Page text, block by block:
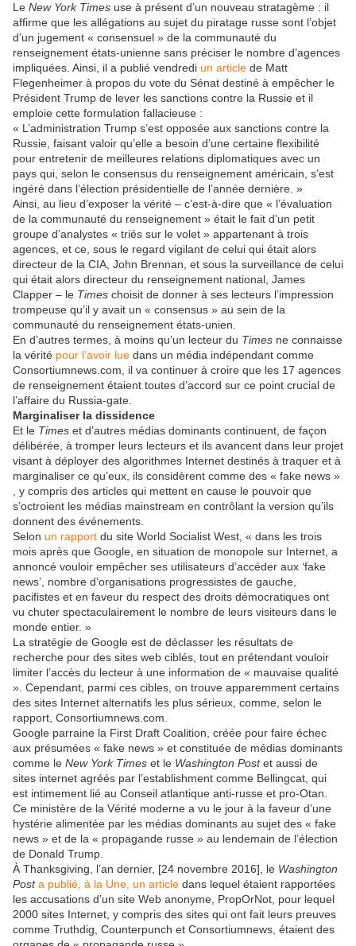
Le New York Times use à présent d’un nouveau stratagème : il
affirme que les allégations au sujet du piratage russe sont l’objet
d’un jugement « consensuel » de la communauté du
renseignement états-unienne sans préciser le nombre d’agences
impliquées. Ainsi, il a publié vendredi un article de Matt
Flegenheimer à propos du vote du Sénat destiné à empêcher le
Président Trump de lever les sanctions contre la Russie et il
emploie cette formulation fallacieuse :
« L’administration Trump s’est opposée aux sanctions contre la
Russie, faisant valoir qu’elle a besoin d’une certaine flexibilité
pour entretenir de meilleures relations diplomatiques avec un
pays qui, selon le consensus du renseignement américain, s’est
ingéré dans l’élection présidentielle de l’année dernière. »
Ainsi, au lieu d’exposer la vérité – c’est-à-dire que « l’évaluation
de la communauté du renseignement » était le fait d’un petit
groupe d’analystes « triés sur le volet » appartenant à trois
agences, et ce, sous le regard vigilant de celui qui était alors
directeur de la CIA, John Brennan, et sous la surveillance de celui
qui était alors directeur du renseignement national, James
Clapper – le Times choisit de donner à ses lecteurs l’impression
trompeuse qu’il y avait un « consensus » au sein de la
communauté du renseignement états-unien.
En d’autres termes, à moins qu’un lecteur du Times ne connaisse
la vérité pour l’avoir lue dans un média indépendant comme
Consortiumnews.com, il va continuer à croire que les 17 agences
de renseignement étaient toutes d’accord sur ce point crucial de
l’affaire du Russia-gate.
Marginaliser la dissidence
Et le Times et d’autres médias dominants continuent, de façon
délibérée, à tromper leurs lecteurs et ils avancent dans leur projet
visant à déployer des algorithmes Internet destinés à traquer et à
marginaliser ce qu’eux, ils considèrent comme des « fake news »
, y compris des articles qui mettent en cause le pouvoir que
s’octroient les médias mainstream en contrôlant la version qu’ils
donnent des événements.
Selon un rapport du site World Socialist West, « dans les trois
mois après que Google, en situation de monopole sur Internet, a
annoncé vouloir empêcher ses utilisateurs d’accéder aux ‘fake
news’, nombre d’organisations progressistes de gauche,
pacifistes et en faveur du respect des droits démocratiques ont
vu chuter spectaculairement le nombre de leurs visiteurs dans le
monde entier. »
La stratégie de Google est de déclasser les résultats de
recherche pour des sites web ciblés, tout en prétendant vouloir
limiter l’accès du lecteur à une information de « mauvaise qualité
». Cependant, parmi ces cibles, on trouve apparemment certains
des sites Internet alternatifs les plus sérieux, comme, selon le
rapport, Consortiumnews.com.
Google parraine la First Draft Coalition, créée pour faire échec
aux présumées « fake news » et constituée de médias dominants
comme le New York Times et le Washington Postet aussi de
sites internet agréés par l’establishment comme Bellingcat, qui
est intimement lié au Conseil atlantique anti-russe et pro-Otan.
Ce ministère de la Vérité moderne a vu le jour à la faveur d’une
hystérie alimentée par les médias dominants au sujet des « fake
news » et de la « propagande russe » au lendemain de l’élection
de Donald Trump.
À Thanksgiving, l’an dernier, [24 novembre 2016], le Washington
Post a publié, à la Une, un article dans lequel étaient rapportées
les accusations d’un site Web anonyme, PropOrNot, pour lequel
2000 sites Internet, y compris des sites qui ont fait leurs preuves
comme Truthdig, Counterpunch et Consortiumnews, étaient des